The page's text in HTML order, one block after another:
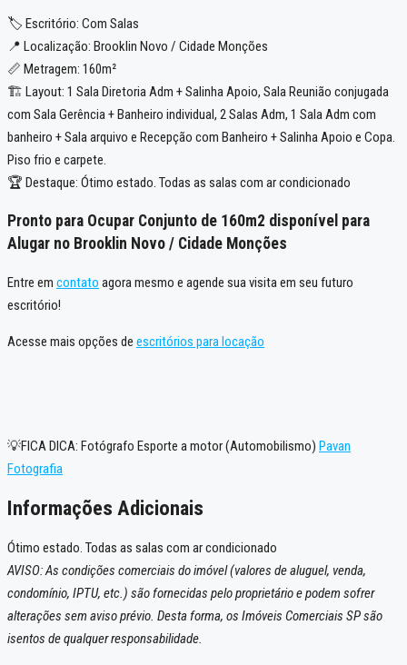
🏷️ Escritório: Com Salas
📍 Localização: Brooklin Novo / Cidade Monções
📏 Metragem: 160m²
🏗️ Layout: 1 Sala Diretoria Adm + Salinha Apoio, Sala Reunião conjugada
com Sala Gerência + Banheiro individual, 2 Salas Adm, 1 Sala Adm com
banheiro + Sala arquivo e Recepção com Banheiro + Salinha Apoio e Copa.
Piso frio e carpete.
🏆 Destaque: Ótimo estado. Todas as salas com ar condicionado
Pronto para Ocupar Conjunto de 160m2 disponível para
Alugar no Brooklin Novo / Cidade Monções
Entre em contato agora mesmo e agende sua visita em seu futuro
escritório!
Acesse mais opções de escritórios para locação
💡FICA DICA: Fotógrafo Esporte a motor (Automobilismo) Pavan
Fotografia
Informações Adicionais
Ótimo estado. Todas as salas com ar condicionado
AVISO: As condições comerciais do imóvel (valores de aluguel, venda,
condomínio, IPTU, etc.) são fornecidas pelo proprietário e podem sofrer
alterações sem aviso prévio. Desta forma, os Imóveis Comerciais SP são
isentos de qualquer responsabilidade.